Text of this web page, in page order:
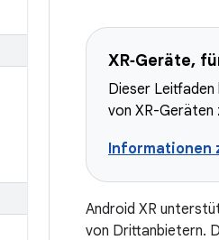
XR‑Geräte,
Dieser Leitfaden
von XR-Geräten
Informationen
Android XR
von Drittanbietern.